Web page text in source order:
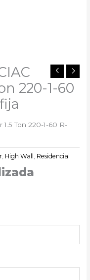
220-1-60
Ton 220-1-60 R-
, High Wall , Residencial